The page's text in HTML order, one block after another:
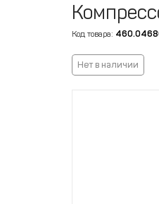
Код товара:
Нет в наличии